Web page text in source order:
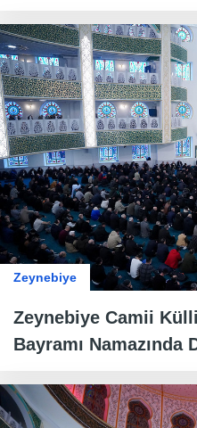
Zeynebiye
Zeynebiye Camii
Bayramı Namazında